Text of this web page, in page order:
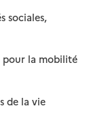
sociales,
pour la mobilité
de la vie